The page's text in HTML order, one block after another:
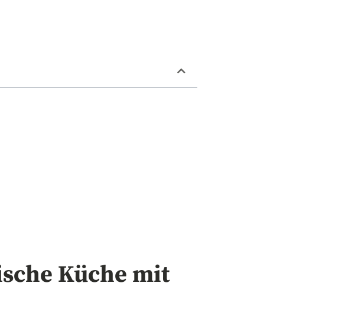
Küche mit